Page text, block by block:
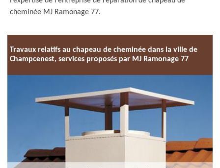
cheminée MJ Ramonage 77.
Travaux relatifs au chapeau de cheminée dans la ville de
Champcenest, services proposés par MJ Ramonage 77